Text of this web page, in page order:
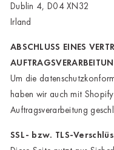
Dublin 4, D04 XN32
Irland
ABSCHLUSS EINES
Um die
haben wir auch mit
Auftragsverarbeitung
SSL- bzw. TLS-